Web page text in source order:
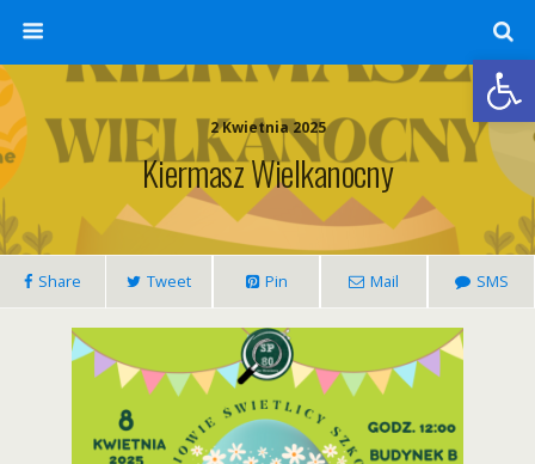
2 Kwietnia 2025
Kiermasz Wielkanocny
Share Tweet Pin Mail SMS